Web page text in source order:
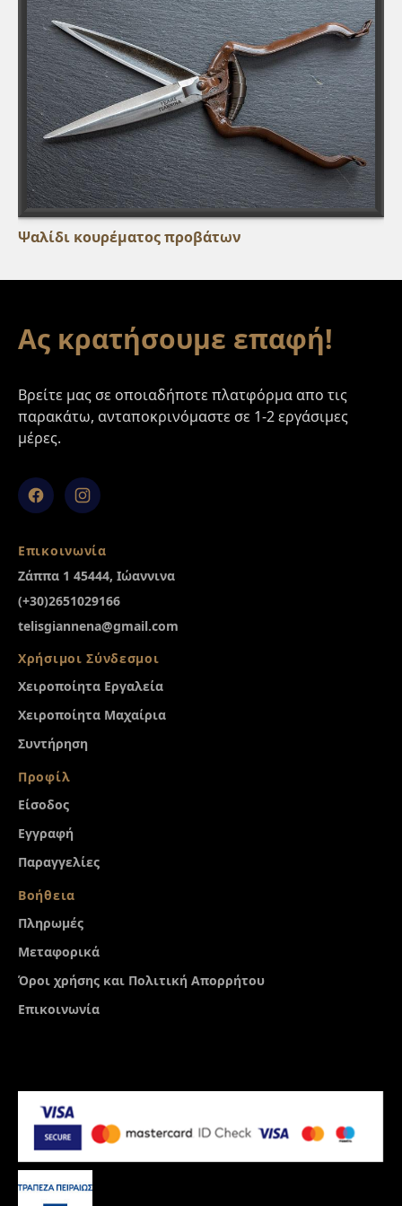
Ψαλίδι κουρέματος προβάτων
Ας κρατήσουμε επαφή!
Βρείτε μας σε οποιαδήποτε πλατφόρμα απο τις
παρακάτω, ανταποκρινόμαστε σε 1-2 εργάσιμες
μέρες.
FacebookInstagram
Επικοινωνία
Ζάππα 1 45444, Ιώαννινα
(+30)2651029166
telisgiannena@gmail.com
Χρήσιμοι Σύνδεσμοι
Χειροποίητα Εργαλεία
Χειροποίητα Μαχαίρια
Συντήρηση
Προφίλ
Είσοδος
Εγγραφή
Παραγγελίες
Βοήθεια
Πληρωμές
Μεταφορικά
Όροι χρήσης και Πολιτική Απορρήτου
Επικοινωνία